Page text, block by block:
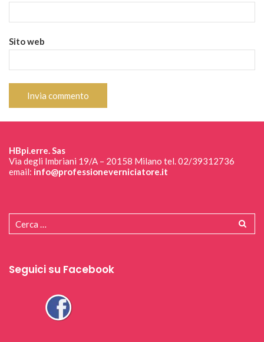
Sito web
HBpi.erre. Sas
Via degli Imbriani 19/A – 20158 Milano tel. 02/39312736
email: info@professioneverniciatore.it
Seguici su Facebook